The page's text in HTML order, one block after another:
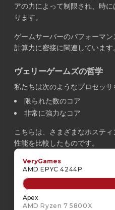
アの力によって制限され、時
ります。
ゲームサーバーのパフォーマ
計算力に密接に関連しています。
ヴェリーゲームズの哲学
私たちは次のようなプロセッサ
限られた数のコア
非常に強力なコア
こちらは、さまざまなホステ
性能を比較したものです。
VeryGames
AMD EPYC 4244P
Apex
AMD Ryzen 7 5800X